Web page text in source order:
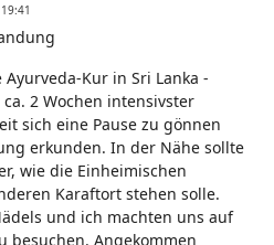
Kur in Sri Lanka -
2 Wochen intensivster
sich eine Pause zu gönnen
erkunden. In der Nähe sollte
wie die Einheimischen
Karaftort stehen solle.
und ich machten uns auf
besuchen. Angekommen